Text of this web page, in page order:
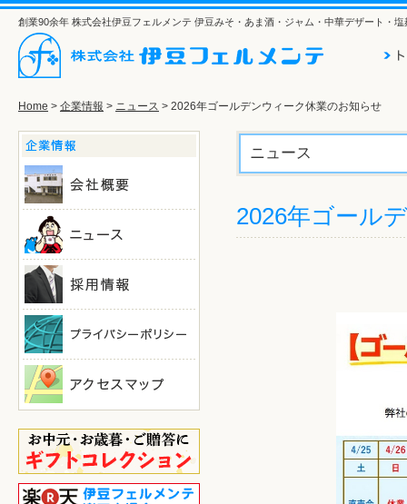
創業90余年 株式会社伊豆フェルメンテ 伊豆みそ・あま酒・ジャム・中華デザート・
Home > 企業情報 > ニュース > 2026年ゴールデンウィーク休業のお知らせ
ニュース
2026年ゴール